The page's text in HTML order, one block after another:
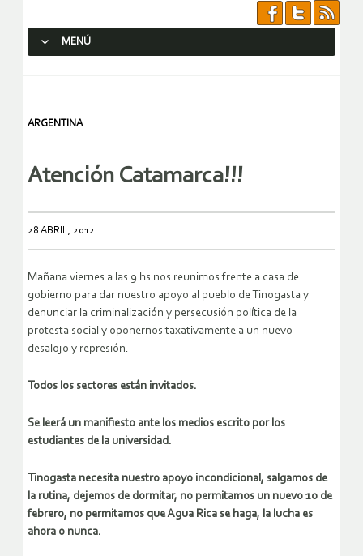
MENÚ
ARGENTINA
Atención Catamarca!!!
28 ABRIL, 2012
Mañana viernes a las 9 hs nos reunimos frente a casa de
gobierno para dar nuestro apoyo al pueblo de Tinogasta y
denunciar la criminalización y persecusión política de la
protesta social y oponernos taxativamente a un nuevo
desalojo y represión.
Todos los sectores están invitados.
Se leerá un manifiesto ante los medios escrito por los
estudiantes de la universidad.
Tinogasta necesita nuestro apoyo incondicional, salgamos de
la rutina, dejemos de dormitar, no permitamos un nuevo 10 de
febrero, no permitamos que Agua Rica se haga, la lucha es
ahora o nunca.